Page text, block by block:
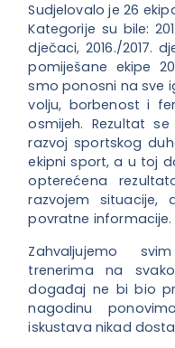
Sudjelovalo je 26
Kategorije su bile:
dječaci, 2016./2017.
pomiješane ekipe
smo ponosni na sve
volju, borbenost i
osmijeh. Rezultat
razvoj sportskog
ekipni sport, a u toj
opterećena
razvojem situacije,
povratne informacije.
Zahvaljujemo
trenerima na
događaj ne bi bio
nagodinu
iskustava nikad